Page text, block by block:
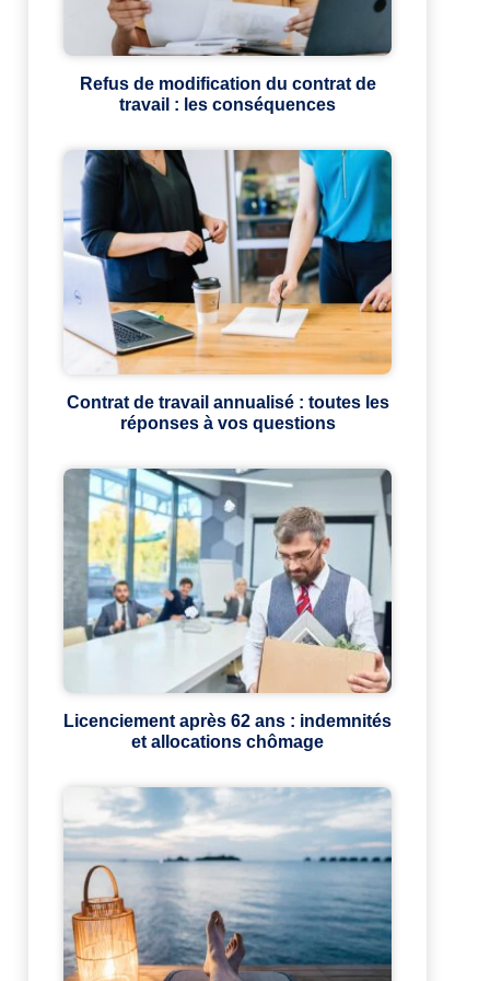
Refus de modification du contrat de
travail : les conséquences
Contrat de travail annualisé : toutes les
réponses à vos questions
Licenciement après 62 ans : indemnités
et allocations chômage